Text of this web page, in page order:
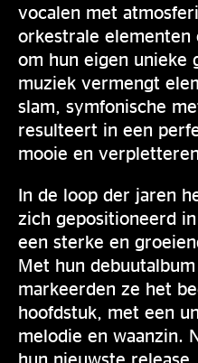
vocalen met
orkestrale elementen
om hun eigen unieke
muziek vermengt
slam, symfonische
resulteert in een
mooie en
In de loop der jaren
zich gepositioneerd
een sterke en
Met hun
markeerden ze het
hoofdstuk, met een
melodie en waanzin.
hun nieuwste release,